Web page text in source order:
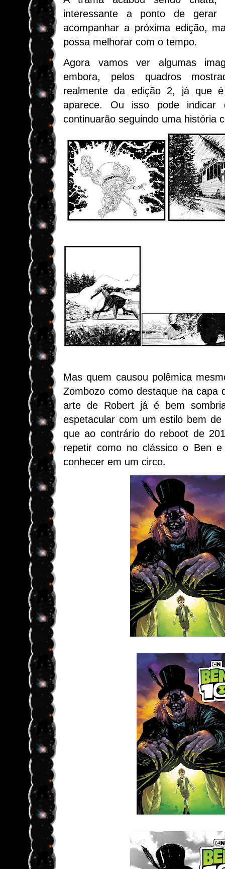
interessante a ponto de gerar
acompanhar a próxima edição,
possa melhorar com o tempo.
Agora vamos ver algumas
embora, pelos quadros
realmente da edição 2, já que
aparece. Ou isso pode indicar
continuarão seguindo uma história
Mas quem causou polêmica
Zombozo como destaque na capa
arte de Robert já é bem
espetacular com um estilo bem
que ao contrário do reboot de
repetir como no clássico o Ben
conhecer em um circo.